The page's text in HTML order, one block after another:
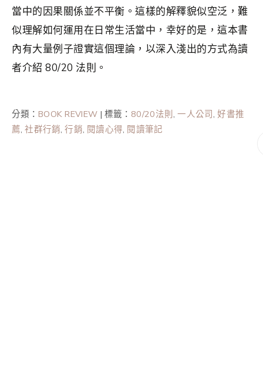
當中的因果關係並不平衡。這樣的解釋貌似空泛，難
似理解如何運用在日常生活當中，幸好的是，這本書
內有大量例子證實這個理論，以深入淺出的方式為讀
者介紹 80/20 法則。
分類： BOOK REVIEW |標籤： 80/20法則,一人公司,好書推
薦,社群行銷,行銷, 閱讀心得, 閱讀筆記